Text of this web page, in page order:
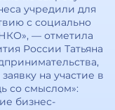
учредили для
с социально
— отметила
России Татьяна
на участие в
со смыслом»:
бизнес-